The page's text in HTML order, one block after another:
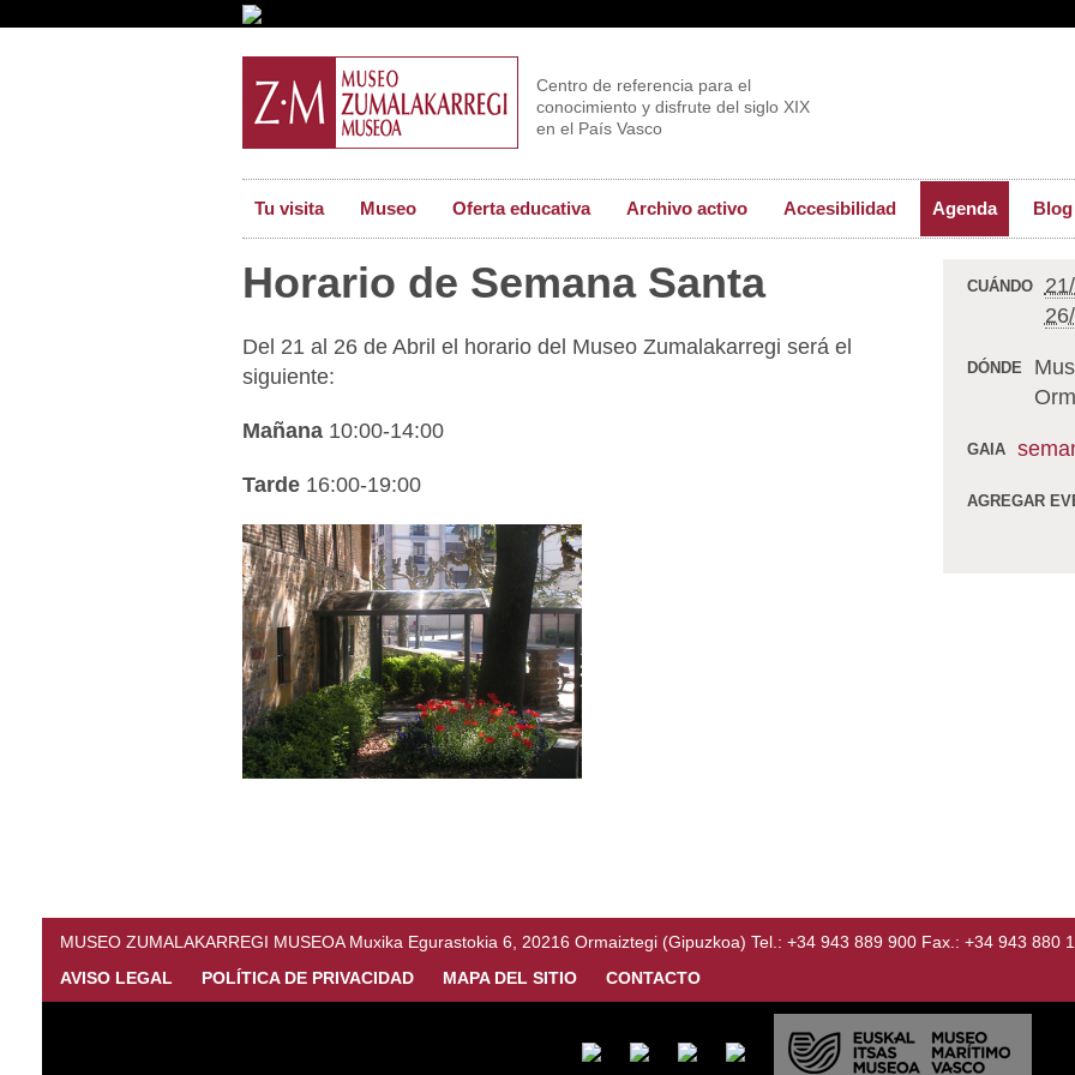
Centro de referencia para el
conocimiento y disfrute del siglo XIX
en el País Vasco
Tu visita Museo Oferta educativa Archivo activo Accesibilidad Agenda Blog
Horario de Semana Santa
Del 21 al 26 de Abril el horario del Museo Zumalakarregi será el
siguiente:
Mañana 10:00-14:00
Tarde 16:00-19:00
CUÁNDO
DÓNDE
GAIA
AGREGAR
MUSEO ZUMALAKARREGI MUSEOA Muxika Egurastokia 6, 20216 Ormaiztegi (Gipuzkoa) Tel.: +34 943 889 900 Fax.: +34 943 880
AVISO LEGAL
POLÍTICA DE PRIVACIDAD MAPA DEL SITIO CONTACTO